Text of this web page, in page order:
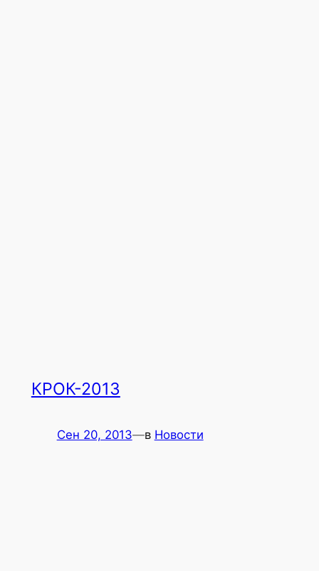
КРОК-2013
Сен 20, 2013—в Новости